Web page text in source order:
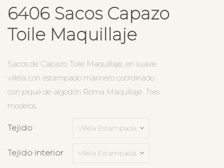
6406 Sacos Capazo
Toile Maquillaje
Sacos de Capazo Toile Maquillaje, en suave
villela con estampado marinero coordinado
con piqué de algodón Roma Maquillaje. Tres
modelos.
Tejido
Tejido interior